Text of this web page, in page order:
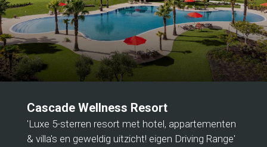
Cascade Wellness Resort
'Luxe 5-sterren resort met hotel, appartementen
& villa's en geweldig uitzicht! eigen Driving Range'